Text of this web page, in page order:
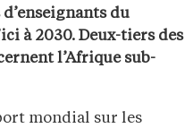
du
à 2030. Deux-tiers des
l’Afrique sub-
mondial sur les